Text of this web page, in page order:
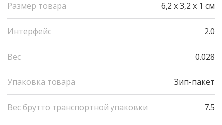
Размер товара 6,2 х 3,2 х 1 см
Интерфейс 2.0
Вес 0.028
Упаковка товара Зип-пакет
Вес брутто транспортной упаковки 7.5